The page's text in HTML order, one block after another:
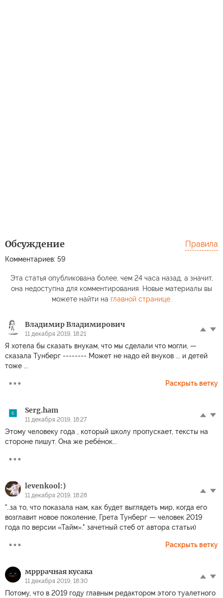
Обсуждение
Комментариев: 59
Правила
Эта статья опубликована более, чем 24 часа назад, а значит,
она недоступна для комментирования. Новые материалы вы
можете найти на главной странице.
Владимир Владимирович
11 декабря 2019, 18:21
Я хотела бы сказать внукам, что мы сделали что могли, —
сказала Тунберг -------- Может не надо ей внуков ... и детей
тоже ...
Раскрыть ветку
Serg.ham
11 декабря 2019, 18:27
Этому человеку года , который школу пропускает, тексты на
стороне пишут. Она же ребёнок...
levenkool:)
11 декабря 2019, 18:28
"..за то, что показала нам, как будет выглядеть мир, когда его
возглавит новое поколение, Грета Тунберг — человек 2019
года по версии «Тайм»." зачетный стеб от автора статьи)
Раскрыть ветку
мрррачная кусака
11 декабря 2019, 18:30
Потому, что в 2019 году главным редактором этого туалетного